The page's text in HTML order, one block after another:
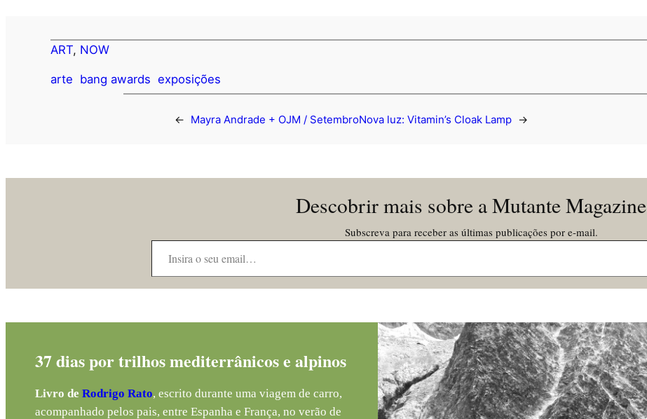
ART, NOW
arte bang awards exposições
← Mayra Andrade + OJM / SetembroNova luz: Vitamin’s Cloak Lamp →
Descobrir mais sobre a Mutante Magazine
Subscreva para receber as últimas publicações por e-mail.
Insira o seu email…
37 dias por trilhos mediterrânicos e alpinos
Livro deRodrigo Rato, escrito durante uma viagem de carro,
acompanhado pelos pais, entre Espanha e França, no verão de